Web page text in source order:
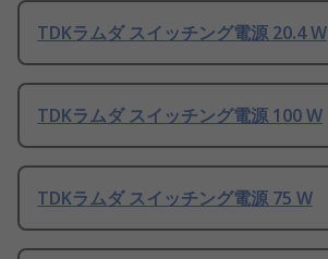
TDKラムダ スイッチング電源 20.4 W
TDKラムダ スイッチング電源 100 W
TDKラムダ スイッチング電源 75 W